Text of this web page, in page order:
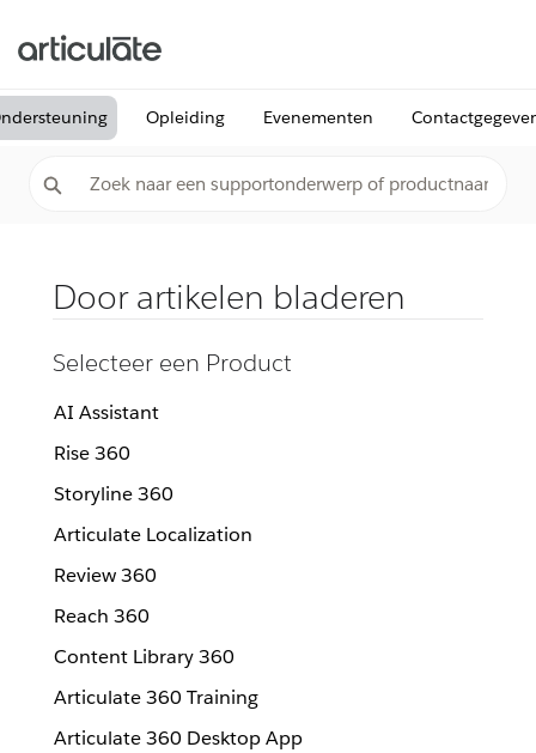
Opleiding Evenementen
Door artikelen bladeren
Selecteer een Product
AI Assistant
Rise 360
Storyline 360
Articulate Localization
Review 360
Reach 360
Content Library 360
Articulate 360 Training
Articulate 360 Desktop App